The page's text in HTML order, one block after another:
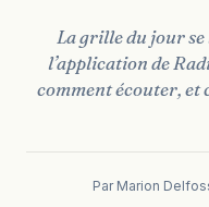
La grille du jour se
l’application de
comment écouter, et
Par Marion